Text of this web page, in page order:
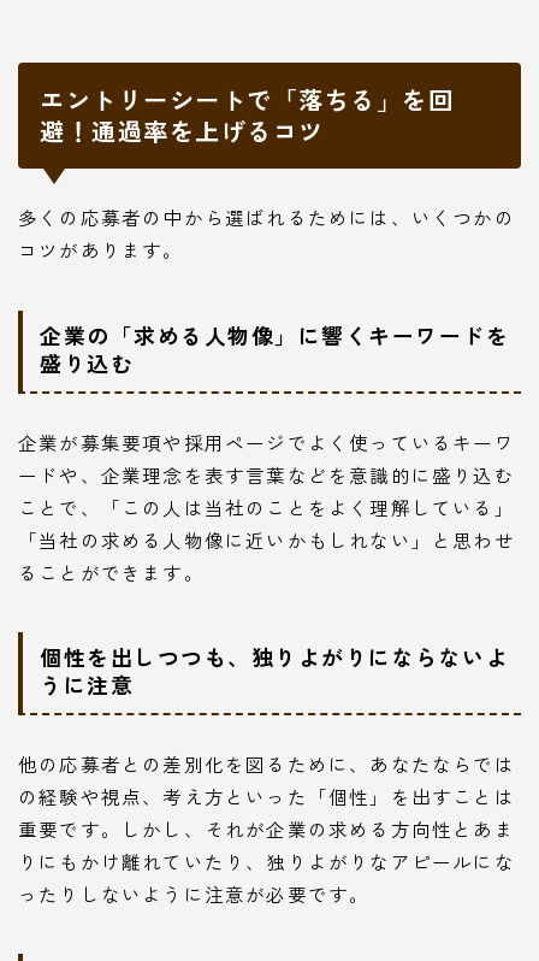
エントリーシートで「落ちる」を回
避！通過率を上げるコツ
多くの応募者の中から選ばれるためには、いくつかの
コツがあります。
企業の「求める人物像」に響くキーワードを
盛り込む
企業が募集要項や採用ページでよく使っているキーワ
ードや、企業理念を表す言葉などを意識的に盛り込む
ことで、「この人は当社のことをよく理解している」
「当社の求める人物像に近いかもしれない」と思わせ
ることができます。
個性を出しつつも、独りよがりにならないよ
うに注意
他の応募者との差別化を図るために、あなたならでは
の経験や視点、考え方といった「個性」を出すことは
重要です。しかし、それが企業の求める方向性とあま
りにもかけ離れていたり、独りよがりなアピールにな
ったりしないように注意が必要です。